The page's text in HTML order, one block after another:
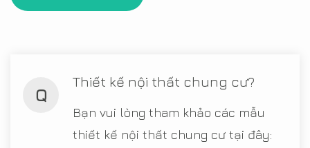
Q
Thiết kế nội thất chung cư?
Bạn vui lòng tham khảo các mẫu
thiết kế nội thất chung cư tại đây: